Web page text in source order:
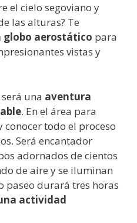
el cielo segoviano y
las alturas? Te
globo aerostático para
vistas y
una aventura
. En el área para
todo el proceso
Será encantador
adornados de cientos
de aire y se iluminan
paseo durará tres horas
una actividad